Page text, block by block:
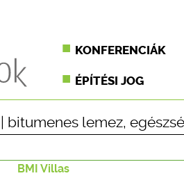
KONFERENCIÁK
ÉPÍTÉSI JOG
bitumenes lemez,
BMI Villas